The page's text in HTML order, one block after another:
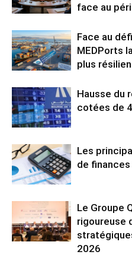
face au
Face au
MEDPorts
plus
Hausse du
cotées de
Les
de
Le Groupe
rigoureuse
2026